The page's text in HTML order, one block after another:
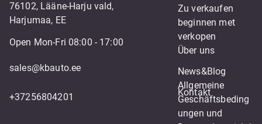
76102, Lääne-Harju vald,
Harjumaa, EE
Open Mon-Fri 08:00 - 17:00
sales@kbauto.ee
+37256804201
Zu verkaufen
beginnen met
verkopen
Über uns
News&Blog
Kontakt
Allgemeine
Geschäftsbeding
ungen und